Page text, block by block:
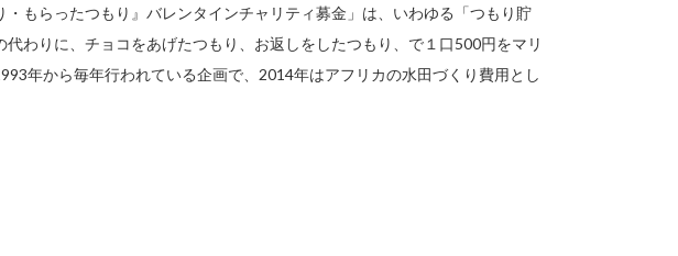
もらったつもり』バレンタインチャリティ募金」は、いわゆる「つもり貯
わりに、チョコをあげたつもり、お返しをしたつもり、で１口500円をマリ
年から毎年行われている企画で、2014年はアフリカの水田づくり費用とし